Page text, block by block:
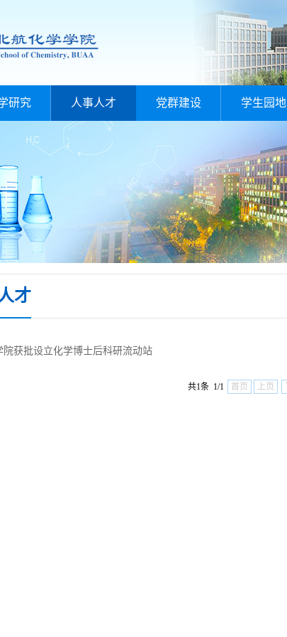
研究 人事人才 党群建设 学生园地
才
院获批设立化学博士后科研流动站
共1条 1/1 首页 上页